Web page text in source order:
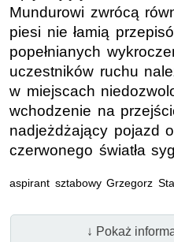
Mundurowi zwrócą
piesi nie łamią
popełnianych
uczestników ruchu
w miejscach
wchodzenie na
nadjeżdżający pojazd
czerwonego światła
aspirant sztabowy Grzegorz
↓ Pokaż